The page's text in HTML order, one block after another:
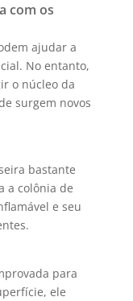
com os
ajudar a
No entanto,
o núcleo da
surgem novos
bastante
a colônia de
e seu
para
ele